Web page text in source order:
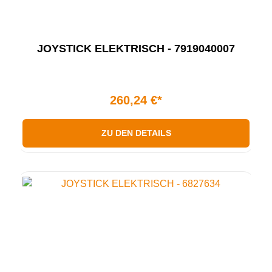
JOYSTICK ELEKTRISCH - 7919040007
260,24 €*
ZU DEN DETAILS